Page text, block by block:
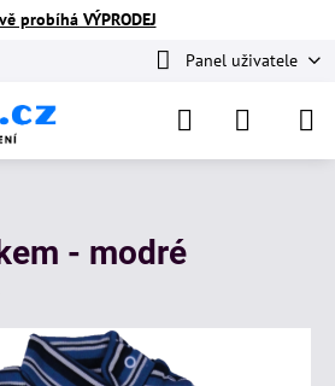
probíhá VÝPRODEJ
Panel uživatele
- modré